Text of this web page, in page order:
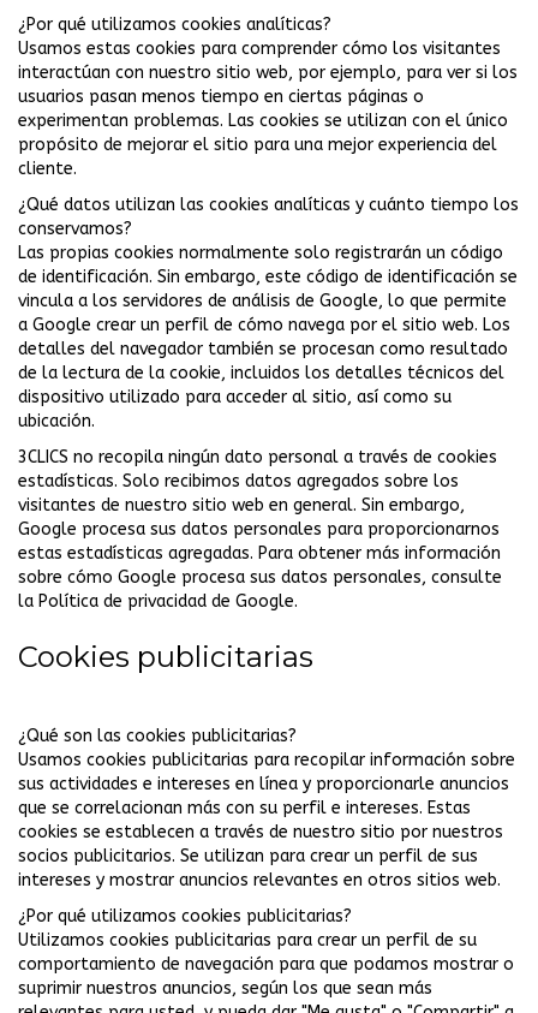
¿Por qué utilizamos cookies analíticas?
Usamos estas cookies para comprender cómo los visitantes
interactúan con nuestro sitio web, por ejemplo, para ver si los
usuarios pasan menos tiempo en ciertas páginas o
experimentan problemas. Las cookies se utilizan con el único
propósito de mejorar el sitio para una mejor experiencia del
cliente.
¿Qué datos utilizan las cookies analíticas y cuánto tiempo los
conservamos?
Las propias cookies normalmente solo registrarán un código
de identificación. Sin embargo, este código de identificación se
vincula a los servidores de análisis de Google, lo que permite
a Google crear un perfil de cómo navega por el sitio web. Los
detalles del navegador también se procesan como resultado
de la lectura de la cookie, incluidos los detalles técnicos del
dispositivo utilizado para acceder al sitio, así como su
ubicación.
3CLICS no recopila ningún dato personal a través de cookies
estadísticas. Solo recibimos datos agregados sobre los
visitantes de nuestro sitio web en general. Sin embargo,
Google procesa sus datos personales para proporcionarnos
estas estadísticas agregadas. Para obtener más información
sobre cómo Google procesa sus datos personales, consulte
la Política de privacidad de Google.
Cookies publicitarias
¿Qué son las cookies publicitarias?
Usamos cookies publicitarias para recopilar información sobre
sus actividades e intereses en línea y proporcionarle anuncios
que se correlacionan más con su perfil e intereses. Estas
cookies se establecen a través de nuestro sitio por nuestros
socios publicitarios. Se utilizan para crear un perfil de sus
intereses y mostrar anuncios relevantes en otros sitios web.
¿Por qué utilizamos cookies publicitarias?
Utilizamos cookies publicitarias para crear un perfil de su
comportamiento de navegación para que podamos mostrar o
suprimir nuestros anuncios, según los que sean más